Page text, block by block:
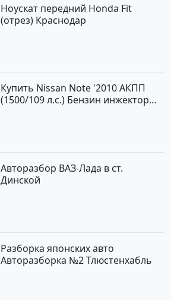
Ноускат передний Honda Fit
(отрез) Краснодар
Купить Nissan Note '2010 АКПП
(1500/109 л.с.) Бензин инжектор
Авторазбор ВАЗ-Лада в ст.
Динской
Разборка японских авто
Авторазборка №2 Тлюстенхабль